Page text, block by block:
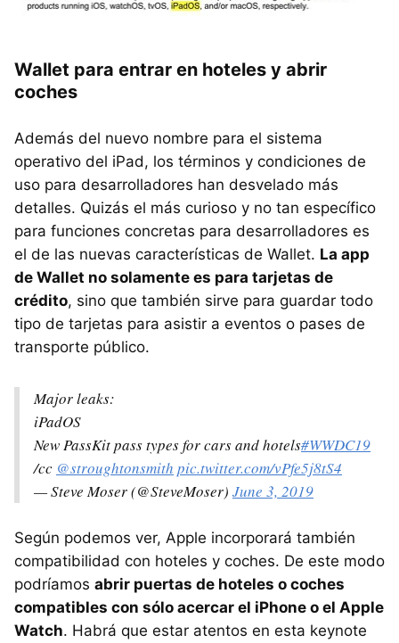
Wallet para entrar en hoteles y abrir
coches
Además del nuevo nombre para el sistema
operativo del iPad, los términos y condiciones de
uso para desarrolladores han desvelado más
detalles. Quizás el más curioso y no tan específico
para funciones concretas para desarrolladores es
el de las nuevas características de Wallet. La app
de Wallet no solamente es para tarjetas de
crédito, sino que también sirve para guardar todo
tipo de tarjetas para asistir a eventos o pases de
transporte público.
Major leaks:
iPadOS
New PassKit pass types for cars and hotels#WWDC19
/cc @stroughtonsmith pic.twitter.com/vPfe5j8tS4
— Steve Moser (@SteveMoser) June 3, 2019
Según podemos ver, Apple incorporará también
compatibilidad con hoteles y coches. De este modo
podríamos abrir puertas de hoteles o coches
compatibles con sólo acercar el iPhone o el Apple
Watch. Habrá que estar atentos en esta keynote